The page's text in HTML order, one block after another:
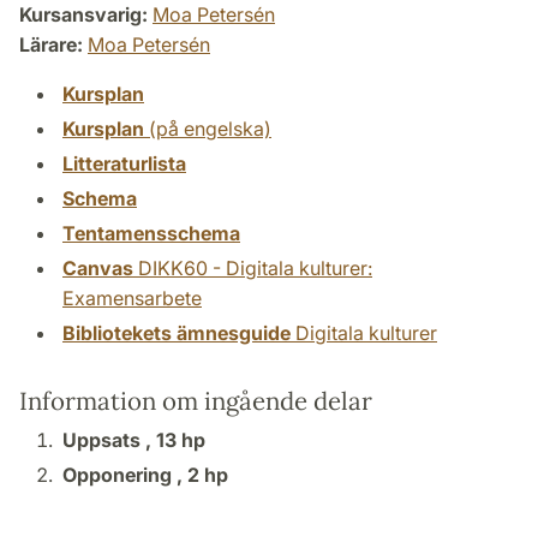
Kursansvarig: Moa Petersén
Lärare: Moa Petersén
Kursplan
Kursplan (på engelska)
Litteraturlista
Schema
Tentamensschema
Canvas DIKK60 - Digitala kulturer:
Examensarbete
Bibliotekets ämnesguide Digitala kulturer
Information om ingående delar
Uppsats , 13 hp
Opponering , 2 hp